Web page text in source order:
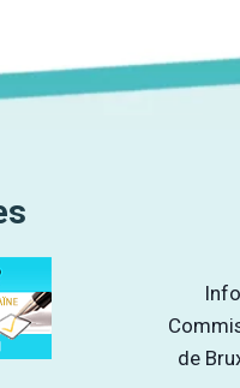
de